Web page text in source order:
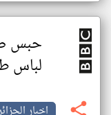
حبس
لباس
اخبار